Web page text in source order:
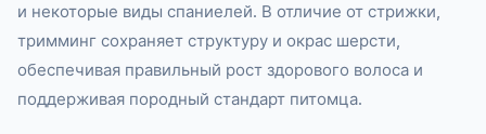
и некоторые виды спаниелей. В отличие от стрижки,
тримминг сохраняет структуру и окрас шерсти,
обеспечивая правильный рост здорового волоса и
поддерживая породный стандарт питомца.